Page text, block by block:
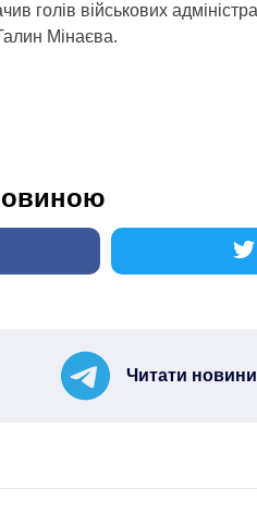
голів військових
Мінаєва.
Читати